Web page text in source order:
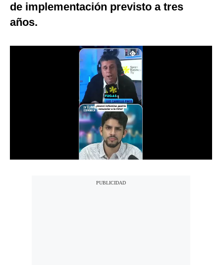
Club del Suscriptor
de implementación previsto a tres
años.